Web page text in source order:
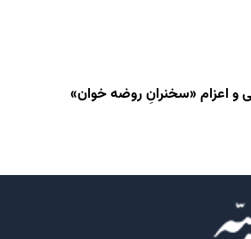
و اعزام «سخنرانِ روضه خوان»